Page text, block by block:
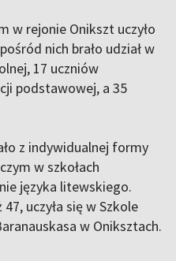
w rejonie Onikszt uczyło
nich brało udział w
17 uczniów
podstawowej, a 35
z indywidualnej formy
w szkołach
języka litewskiego.
uczyła się w Szkole
w Oniksztach.